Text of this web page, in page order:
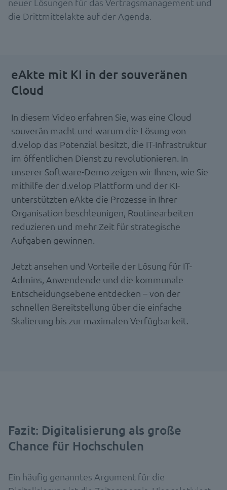
die Drittmittelakte auf der Agenda.
eAkte mit KI in der souveränen
Cloud
In diesem Video erfahren Sie, was eine Cloud
souverän macht und warum die Lösung von
d.velop das Potenzial besitzt, die IT-Infrastruktur
im öffentlichen Dienst zu revolutionieren. In
unserer Software-Demo zeigen wir Ihnen, wie Sie
mithilfe der d.velop Plattform und der KI-
unterstützten eAkte die Prozesse in Ihrer
Organisation beschleunigen, Routinearbeiten
reduzieren und mehr Zeit für strategische
Aufgaben gewinnen.
Jetzt ansehen und Vorteile der Lösung für IT-
Admins, Anwendende und die kommunale
Entscheidungsebene entdecken – von der
schnellen Bereitstellung über die einfache
Skalierung bis zur maximalen Verfügbarkeit.
Fazit: Digitalisierung als große
Chance für Hochschulen
Ein häufig genanntes Argument für die